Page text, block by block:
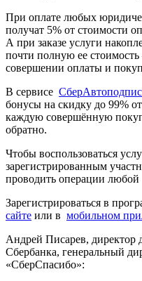
При оплате любых
получат 5% от стоимости
А при заказе услуги
почти полную ее
совершении оплаты и
В сервисе
бонусы на скидку до 99%
каждую совершённую
обратно.
Чтобы воспользоваться
зарегистрированным
проводить операции любой
Зарегистрироваться в
сайте или в мобильном
Андрей Писарев, директор
Сбербанка, генеральный
«СберСпасибо»: